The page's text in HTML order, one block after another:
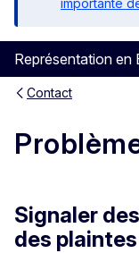
importante
Représentation en
Contact
Signaler
des plaintes